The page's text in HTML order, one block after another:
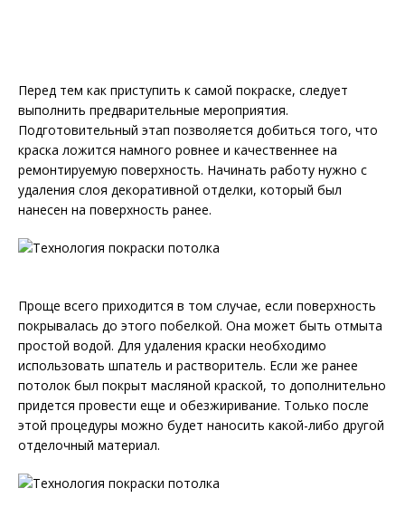
Перед тем как приступить к самой покраске, следует
выполнить предварительные мероприятия.
Подготовительный этап позволяется добиться того, что
краска ложится намного ровнее и качественнее на
ремонтируемую поверхность. Начинать работу нужно с
удаления слоя декоративной отделки, который был
нанесен на поверхность ранее.
Проще всего приходится в том случае, если поверхность
покрывалась до этого побелкой. Она может быть отмыта
простой водой. Для удаления краски необходимо
использовать шпатель и растворитель. Если же ранее
потолок был покрыт масляной краской, то дополнительно
придется провести еще и обезжиривание. Только после
этой процедуры можно будет наносить какой-либо другой
отделочный материал.